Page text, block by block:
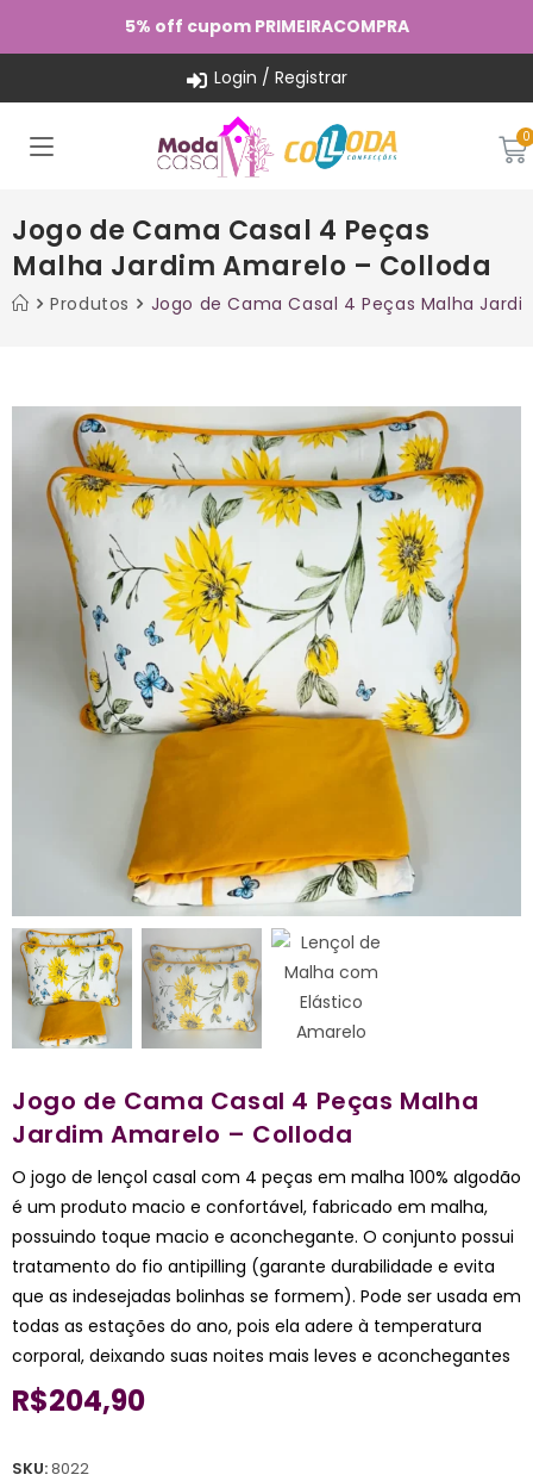
5% off cupom PRIMEIRACOMPRA
Login / Registrar
Jogo de Cama Casal 4 Peças
Malha Jardim Amarelo – Colloda
Produtos Jogo de Cama Casal 4 Peças Malha
Jogo de Cama Casal 4 Peças Malha
Jardim Amarelo – Colloda
O jogo de lençol casal com 4 peças em malha 100% algodão
é um produto macio e confortável, fabricado em malha,
possuindo toque macio e aconchegante. O conjunto possui
tratamento do fio antipilling (garante durabilidade e evita
que as indesejadas bolinhas se formem). Pode ser usada em
todas as estações do ano, pois ela adere à temperatura
corporal, deixando suas noites mais leves e aconchegantes
R$204,90
SKU:8022